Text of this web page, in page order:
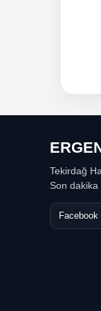
Tekirdağ
Son
Facebook